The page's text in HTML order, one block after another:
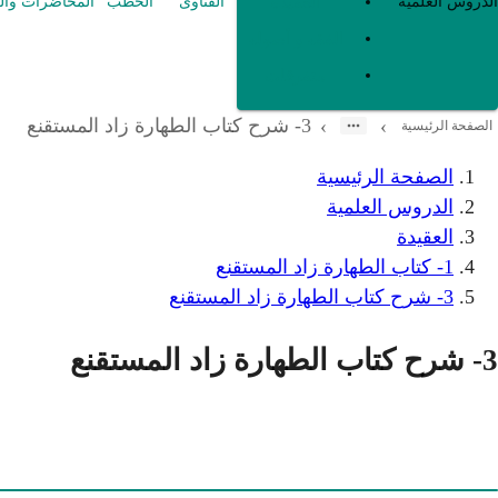
الصفحة الرئيسية ›
› 3- شرح كتاب الطهارة زاد المستقنع
الصفحة الرئيسية
الدروس العلمية
العقيدة
1- كتاب الطهارة زاد المستقنع
3- شرح كتاب الطهارة زاد المستقنع
3- شرح كتاب الطهارة زاد المستقنع